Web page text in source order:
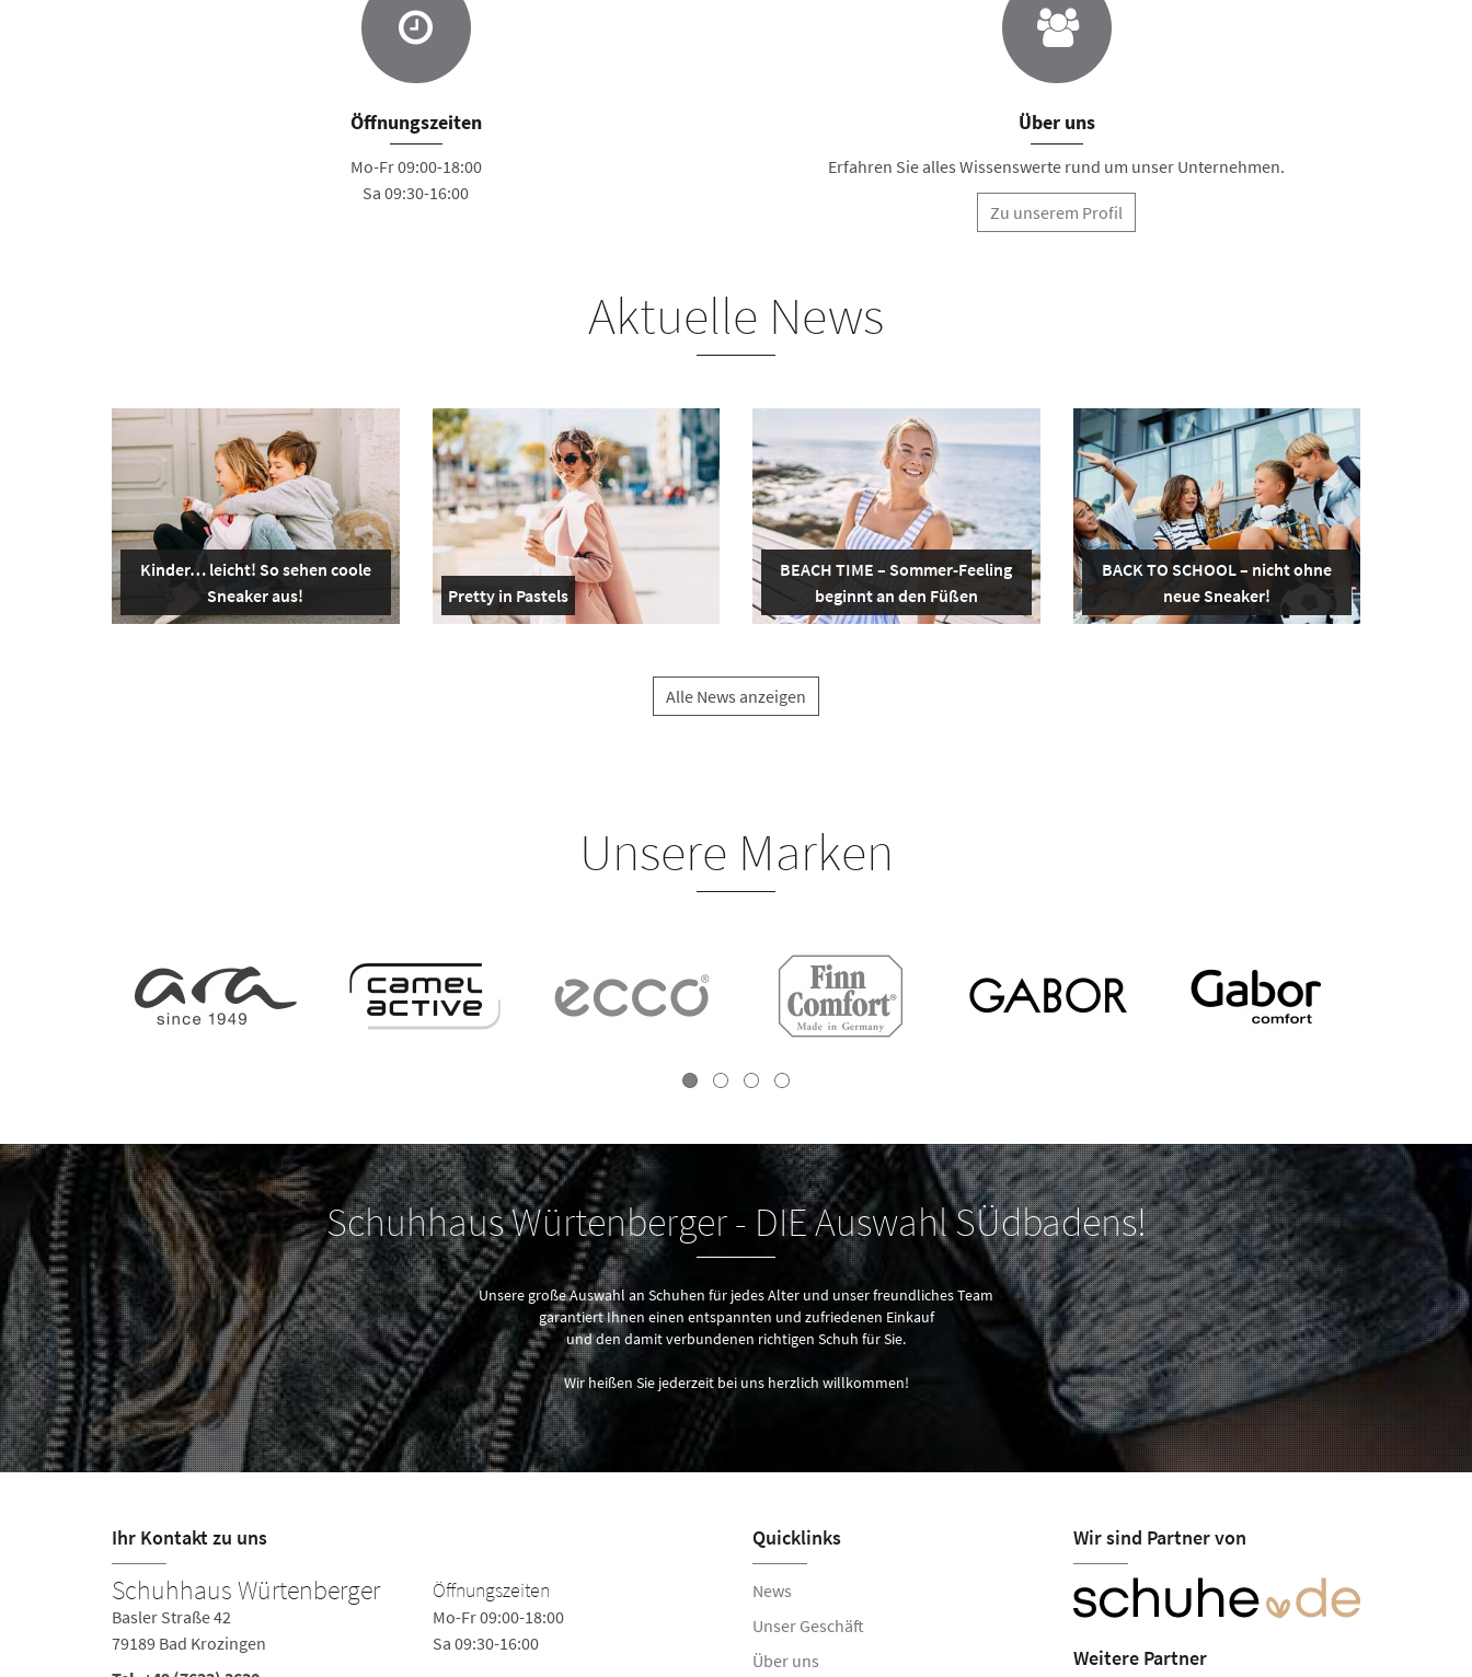
Öffnungszeiten
Mo-Fr 09:00-18:00
Sa 09:30-16:00
Über uns
Erfahren Sie alles Wissenswerte rund um unser Unternehmen.
Zu unserem Profil
Aktuelle News
Kinder… leicht! So sehen coole
Sneaker aus!
Pretty in Pastels
BEACH TIME – Sommer-Feeling
beginnt an den Füßen
BACK TO SCHOOL – nicht ohne
neue Sneaker!
Alle News anzeigen
Unsere Marken
Schuhhaus Würtenberger - DIE Auswahl SÜdbadens!
Unsere große Auswahl an Schuhen für jedes Alter und unser freundliches Team
garantiert Ihnen einen entspannten und zufriedenen Einkauf
und den damit verbundenen richtigen Schuh für Sie.
Wir heißen Sie jederzeit bei uns herzlich willkommen!
Ihr Kontakt zu uns
Schuhhaus Würtenberger
Basler Straße 42
79189 Bad Krozingen
Öffnungszeiten
Mo-Fr 09:00-18:00
Sa 09:30-16:00
Quicklinks
News
Unser Geschäft
Über uns
Wir sind Partner von
Weitere Partner